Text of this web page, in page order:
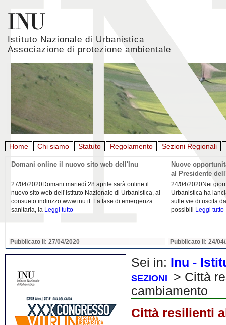
Istituto Nazionale di Urbanistica
Associazione di protezione ambientale
Home Chi siamo Statuto Regolamento Sezioni Regionali
Giornata mondiale della Terra, l'appello di Inu e
22/04/2020L'Istituto Nazionale di Urbanistica (INU) e
l’Associazione italiana di architettura del paesaggio
(AIAPP) in occasione della Giornata Mondiale della
Terra 2020Leggi tutto
Pubblicato il: 22/04/2020
La
21/04/
riflessione da parte
Domenico Moccia.
dell'architettura
Pubblicato il: 22/
Sei in: Inu -
SEZIONI
> Città
cambiamento
Città resilienti